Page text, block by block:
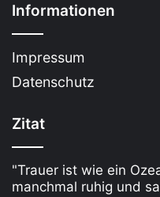
Informationen
Impressum
Datenschutz
Zitat
"Trauer ist wie ein
manchmal ruhig und